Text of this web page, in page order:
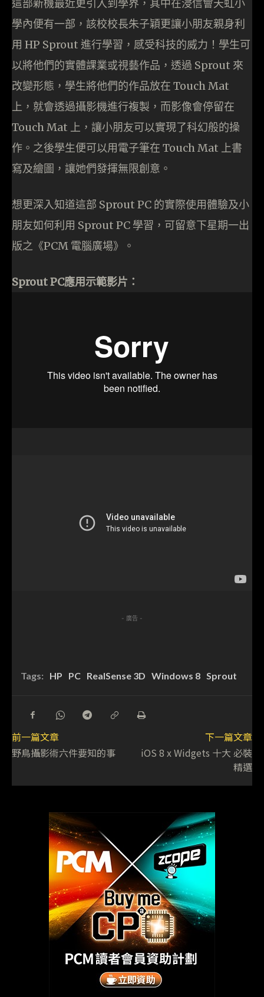
這部新機最近更引入到學界，其中在浸信會天虹小
學內便有一部，該校校長朱子穎更讓小朋友親身利
用 HP Sprout 進行學習，感受科技的威力！學生可
以將他們的實體課業或視藝作品，透過 Sprout 來
改變形態，學生將他們的作品放在 Touch Mat
上，就會透過攝影機進行複製，而影像會停留在
Touch Mat 上，讓小朋友可以實現了科幻般的操
作。之後學生便可以用電子筆在 Touch Mat 上書
寫及繪圖，讓她們發揮無限創意。
想更深入知道這部 Sprout PC 的實際使用體驗及小
朋友如何利用 Sprout PC 學習，可留意下星期一出
版之《PCM 電腦廣場》。
Sprout PC應用示範影片：
- 廣告 -
Tags: HP PC RealSense 3D Windows 8 Sprout
前一篇文章
野鳥攝影術六件要知的事
下一篇文章
iOS 8 x Widgets 十大 必裝
精選